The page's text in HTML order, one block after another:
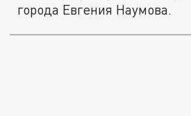
города Евгения Наумова.